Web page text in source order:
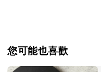
您可能也喜歡